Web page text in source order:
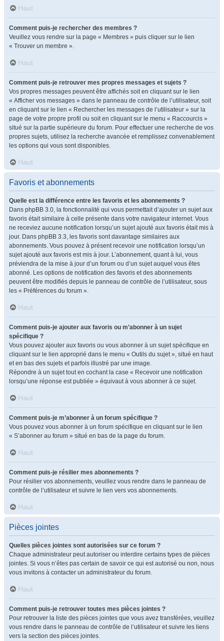
Haut
Comment puis-je rechercher des membres ?
Veuillez vous rendre sur la page « Membres » puis cliquer sur le lien
« Trouver un membre ».
Haut
Comment puis-je retrouver mes propres messages et sujets ?
Vos propres messages peuvent être affichés soit en cliquant sur le lien
« Afficher vos messages » dans le panneau de contrôle de l’utilisateur, soit
en cliquant sur le lien « Rechercher les messages de l’utilisateur » sur la
page de votre propre profil ou soit en cliquant sur le menu « Raccourcis »
situé sur la partie supérieure du forum. Pour effectuer une recherche de vos
propres sujets, utilisez la recherche avancée et remplissez convenablement
les options qui vous sont disponibles.
Haut
Favoris et abonnements
Quelle est la différence entre les favoris et les abonnements ?
Dans phpBB 3.0, la fonctionnalité qui vous permettait d’ajouter un sujet aux
favoris était similaire à celle présente dans votre navigateur internet. Vous
ne receviez aucune notification lorsqu’un sujet ajouté aux favoris était mis à
jour. Dans phpBB 3.3, les favoris sont davantage similaires aux
abonnements. Vous pouvez à présent recevoir une notification lorsqu’un
sujet ajouté aux favoris est mis à jour. L’abonnement, quant à lui, vous
préviendra de la mise à jour d’un forum ou d’un sujet auquel vous êtes
abonné. Les options de notification des favoris et des abonnements
peuvent être modifiés depuis le panneau de contrôle de l’utilisateur, sous
les « Préférences du forum ».
Haut
Comment puis-je ajouter aux favoris ou m’abonner à un sujet
spécifique ?
Vous pouvez ajouter aux favoris ou vous abonner à un sujet spécifique en
cliquant sur le lien approprié dans le menu « Outils du sujet », situé en haut
et en bas des sujets et parfois illustré par une image.
Répondre à un sujet tout en cochant la case « Recevoir une notification
lorsqu’une réponse est publiée » équivaut à vous abonner à ce sujet.
Haut
Comment puis-je m’abonner à un forum spécifique ?
Vous pouvez vous abonner à un forum spécifique en cliquant sur le lien
« S’abonner au forum » situé en bas de la page du forum.
Haut
Comment puis-je résilier mes abonnements ?
Pour résilier vos abonnements, veuillez vous rendre dans le panneau de
contrôle de l’utilisateur et suivre le lien vers vos abonnements.
Haut
Pièces jointes
Quelles pièces jointes sont autorisées sur ce forum ?
Chaque administrateur peut autoriser ou interdire certains types de pièces
jointes. Si vous n’êtes pas certain de savoir ce qui est autorisé ou non, nous
vous invitons à contacter un administrateur du forum.
Haut
Comment puis-je retrouver toutes mes pièces jointes ?
Pour retrouver la liste des pièces jointes que vous avez transférées, veuillez
vous rendre dans le panneau de contrôle de l’utilisateur et suivre les liens
vers la section des pièces jointes.